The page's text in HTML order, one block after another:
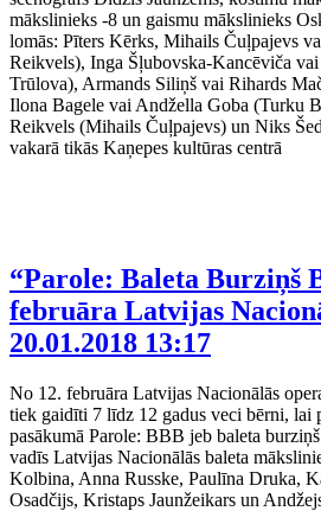
mākslinieks -8 un gaismu mākslinieks
lomās: Pīters Kērks, Mihails Čuļpajevs
Reikvels), Inga Šļubovska-Kancēviča
Trūlova), Armands Siliņš vai Rihards
Ilona Bagele vai Andžella Goba (Turku
Reikvels (Mihails Čuļpajevs) un Niks
vakarā tikās Kaņepes kultūras centrā
“Parole: Baleta Burziņš
februāra Latvijas
20.01.2018 13:17
No 12. februāra Latvijas Nacionālās
tiek gaidīti 7 līdz 12 gadus veci bērni, lai
pasākumā Parole: BBB jeb baleta
vadīs Latvijas Nacionālās baleta
Kolbina, Anna Russke, Paulīna Druka,
Osadčijs, Kristaps Jaunžeikars un